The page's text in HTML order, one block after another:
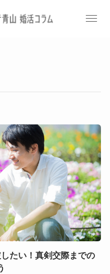
たい！真剣交際までの